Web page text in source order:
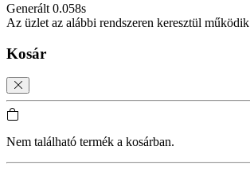
Generált 0.058s
Az üzlet az alábbi rendszeren keresztül működik
Kosár
Nem található termék a kosárban.